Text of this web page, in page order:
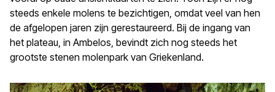
steeds enkele molens te bezichtigen, omdat veel van hen
de afgelopen jaren zijn gerestaureerd. Bij de ingang van
het plateau, in Ambelos, bevindt zich nog steeds het
grootste stenen molenpark van Griekenland.